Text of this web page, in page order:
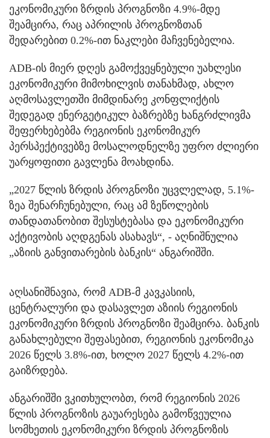
ეკონომიკური ზრდის პროგნოზი 4.9%-მდე
შეამცირა, რაც აპრილის პროგნოზთან
შედარებით 0.2%-ით ნაკლები მაჩვენებელია.
ADB-ის მიერ დღეს გამოქვეყნებული უახლესი
ეკონომიკური მიმოხილვის თანახმად, ახლო
აღმოსავლეთში მიმდინარე კონფლიქტის
შედეგად ენერგეტიკულ ბაზრებზე ხანგრძლივმა
შეფერხებებმა რეგიონის ეკონომიკურ
პერსპექტივებზე მოსალოდნელზე უფრო ძლიერი
უარყოფითი გავლენა მოახდინა.
„2027 წლის ზრდის პროგნოზი უცვლელად, 5.1%-
ზეა შენარჩუნებული, რაც ამ ზეწოლების
თანდათანობით შესუსტებასა და ეკონომიკური
აქტივობის აღდგენას ასახავს“, - აღნიშნულია
„აზიის განვითარების ბანკის“ ანგარიშში.
აღსანიშნავია, რომ ADB-მ კავკასიის,
ცენტრალური და დასავლეთ აზიის რეგიონის
ეკონომიკური ზრდის პროგნოზი შეამცირა. ბანკის
განახლებული შეფასებით, რეგიონის ეკონომიკა
2026 წელს 3.8%-ით, ხოლო 2027 წელს 4.2%-ით
გაიზრდება.
ანგარიშში ვკითხულობთ, რომ რეგიონის 2026
წლის პროგნოზის გაუარესება გამოწვეულია
სომხეთის ეკონომიკური ზრდის პროგნოზის